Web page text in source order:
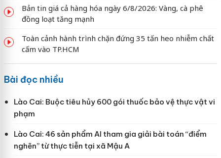
Bản tin giá cả hàng hóa ngày 6/8/2026: Vàng, cà phê
đồng loạt tăng mạnh
Toàn cảnh hành trình chặn đứng 35 tấn heo nhiễm chất
cấm vào TP.HCM
Bài đọc nhiều
Lào Cai: Buộc tiêu hủy 600 gói thuốc bảo vệ thực vật vi
phạm
Lào Cai: 46 sản phẩm AI tham gia giải bài toán “điểm
nghẽn” từ thực tiễn tại xã Mậu A